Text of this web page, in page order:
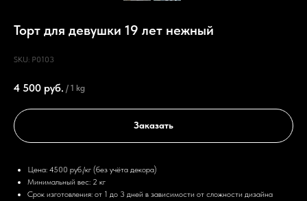
Торт для девушки 19 лет нежный
SKU: P0103
4 500 руб. / 1 kg
Заказать
Цена: 4500 руб./кг (без учёта декора)
Минимальный вес: 2 кг
Срок изготовления: от 1 до 3 дней в зависимости от сложности дизайна